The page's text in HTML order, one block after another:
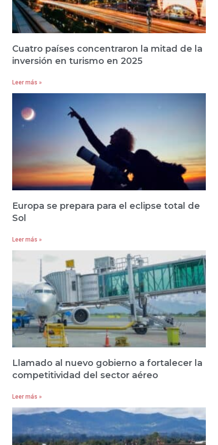
Cuatro países concentraron la mitad de la
inversión en turismo en 2025
Leer más »
Europa se prepara para el eclipse total de
Sol
Leer más »
Llamado al nuevo gobierno a fortalecer la
competitividad del sector aéreo
Leer más »